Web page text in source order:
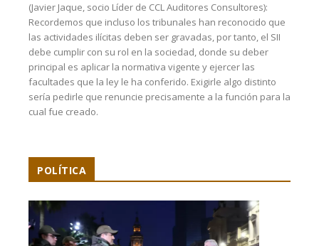
(Javier Jaque, socio Líder de CCL Auditores Consultores):
Recordemos que incluso los tribunales han reconocido que
las actividades ilícitas deben ser gravadas, por tanto, el SII
debe cumplir con su rol en la sociedad, donde su deber
principal es aplicar la normativa vigente y ejercer las
facultades que la ley le ha conferido. Exigirle algo distinto
sería pedirle que renuncie precisamente a la función para la
cual fue creado.
POLÍTICA